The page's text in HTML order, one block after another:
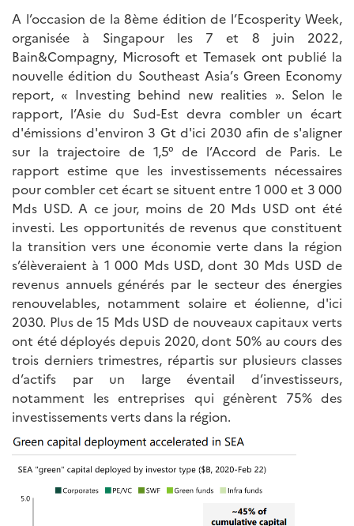
A l’occasion de la 8ème édition de l’Ecosperity Week,
organisée à Singapour les 7 et 8 juin 2022,
Bain&Compagny, Microsoft et Temasek ont publié la
nouvelle édition du Southeast Asia’s Green Economy
report, « Investing behind new realities ». Selon le
rapport, l’Asie du Sud-Est devra combler un écart
d'émissions d'environ 3 Gt d'ici 2030 afin de s'aligner
sur la trajectoire de 1,5° de l’Accord de Paris. Le
rapport estime que les investissements nécessaires
pour combler cet écart se situent entre 1 000 et 3 000
Mds USD. A ce jour, moins de 20 Mds USD ont été
investi. Les opportunités de revenus que constituent
la transition vers une économie verte dans la région
s’élèveraient à 1 000 Mds USD, dont 30 Mds USD de
revenus annuels générés par le secteur des énergies
renouvelables, notamment solaire et éolienne, d'ici
2030. Plus de 15 Mds USD de nouveaux capitaux verts
ont été déployés depuis 2020, dont 50% au cours des
trois derniers trimestres, répartis sur plusieurs classes
d’actifs par un large éventail d’investisseurs,
notamment les entreprises qui génèrent 75% des
investissements verts dans la région.